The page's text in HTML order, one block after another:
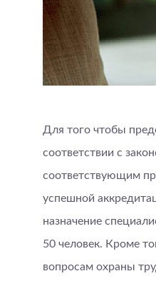
Для того чтобы
соответствии с
соответствующим
успешной
назначение
50 человек. Кроме
вопросам охраны